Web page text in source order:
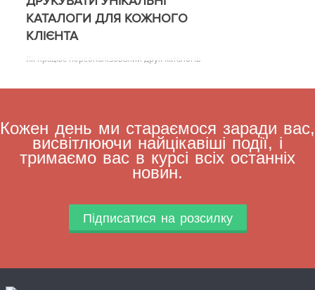
КАТАЛОГИ ДЛЯ КОЖНОГО
КЛІЄНТА
Як працює персоналізований друк каталогів
Кожен день ми стараємося заради вас,
висвітлюючи найцікавіші події, і
тримаємо вас в курсі всіх останніх
новин.
Підписатися на розсилку